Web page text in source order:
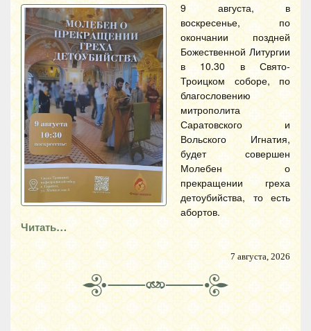
9 августа, в
воскресенье, по
окончании поздней
Божественной Литургии
в 10.30 в Свято-
Троицком соборе, по
благословению
митрополита
Саратовского и
Вольского Игнатия,
будет совершен
Молебен о
прекращении греха
детоубийства, то есть
абортов.
Читать…
7 августа, 2026